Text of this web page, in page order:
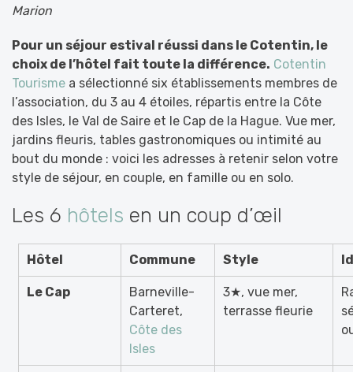
Marion
Pour un séjour estival réussi dans le Cotentin, le
choix de l’hôtel fait toute la différence. Cotentin
Tourisme a sélectionné six établissements membres de
l’association, du 3 au 4 étoiles, répartis entre la Côte
des Isles, le Val de Saire et le Cap de la Hague. Vue mer,
jardins fleuris, tables gastronomiques ou intimité au
bout du monde : voici les adresses à retenir selon votre
style de séjour, en couple, en famille ou en solo.
Les 6 hôtels en un coup d’œil
Hôtel Commune Style
Le Cap
Barneville-
Carteret,
Côte des
Isles
3★, vue mer,
terrasse fleurie